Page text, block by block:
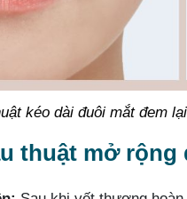
kéo dài đuôi mắt đem
thuật mở rộng